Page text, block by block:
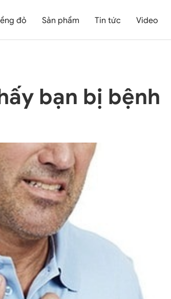
đỏ Sản phẩm Tin tức Video
bạn bị bệnh